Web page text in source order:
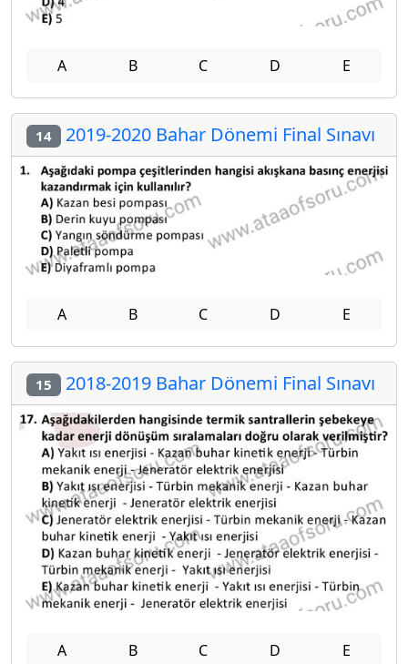
A B C D E
14 2019-2020 Bahar Dönemi Final Sınavı
A B C D E
15 2018-2019 Bahar Dönemi Final Sınavı
A B C D E